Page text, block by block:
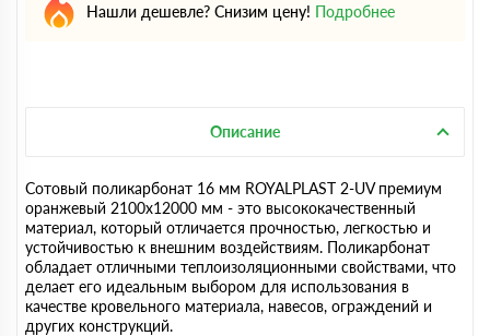
Нашли дешевле? Снизим цену! Подробнее
Описание
Сотовый поликарбонат 16 мм ROYALPLAST 2-UV премиум
оранжевый 2100х12000 мм - это высококачественный
материал, который отличается прочностью, легкостью и
устойчивостью к внешним воздействиям. Поликарбонат
обладает отличными теплоизоляционными свойствами, что
делает его идеальным выбором для использования в
качестве кровельного материала, навесов, ограждений и
других конструкций.